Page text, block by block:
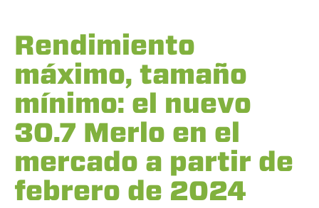
Rendimiento
máximo, tamaño
mínimo: el nuevo
30.7 Merlo en el
mercado a partir de
febrero de 2024